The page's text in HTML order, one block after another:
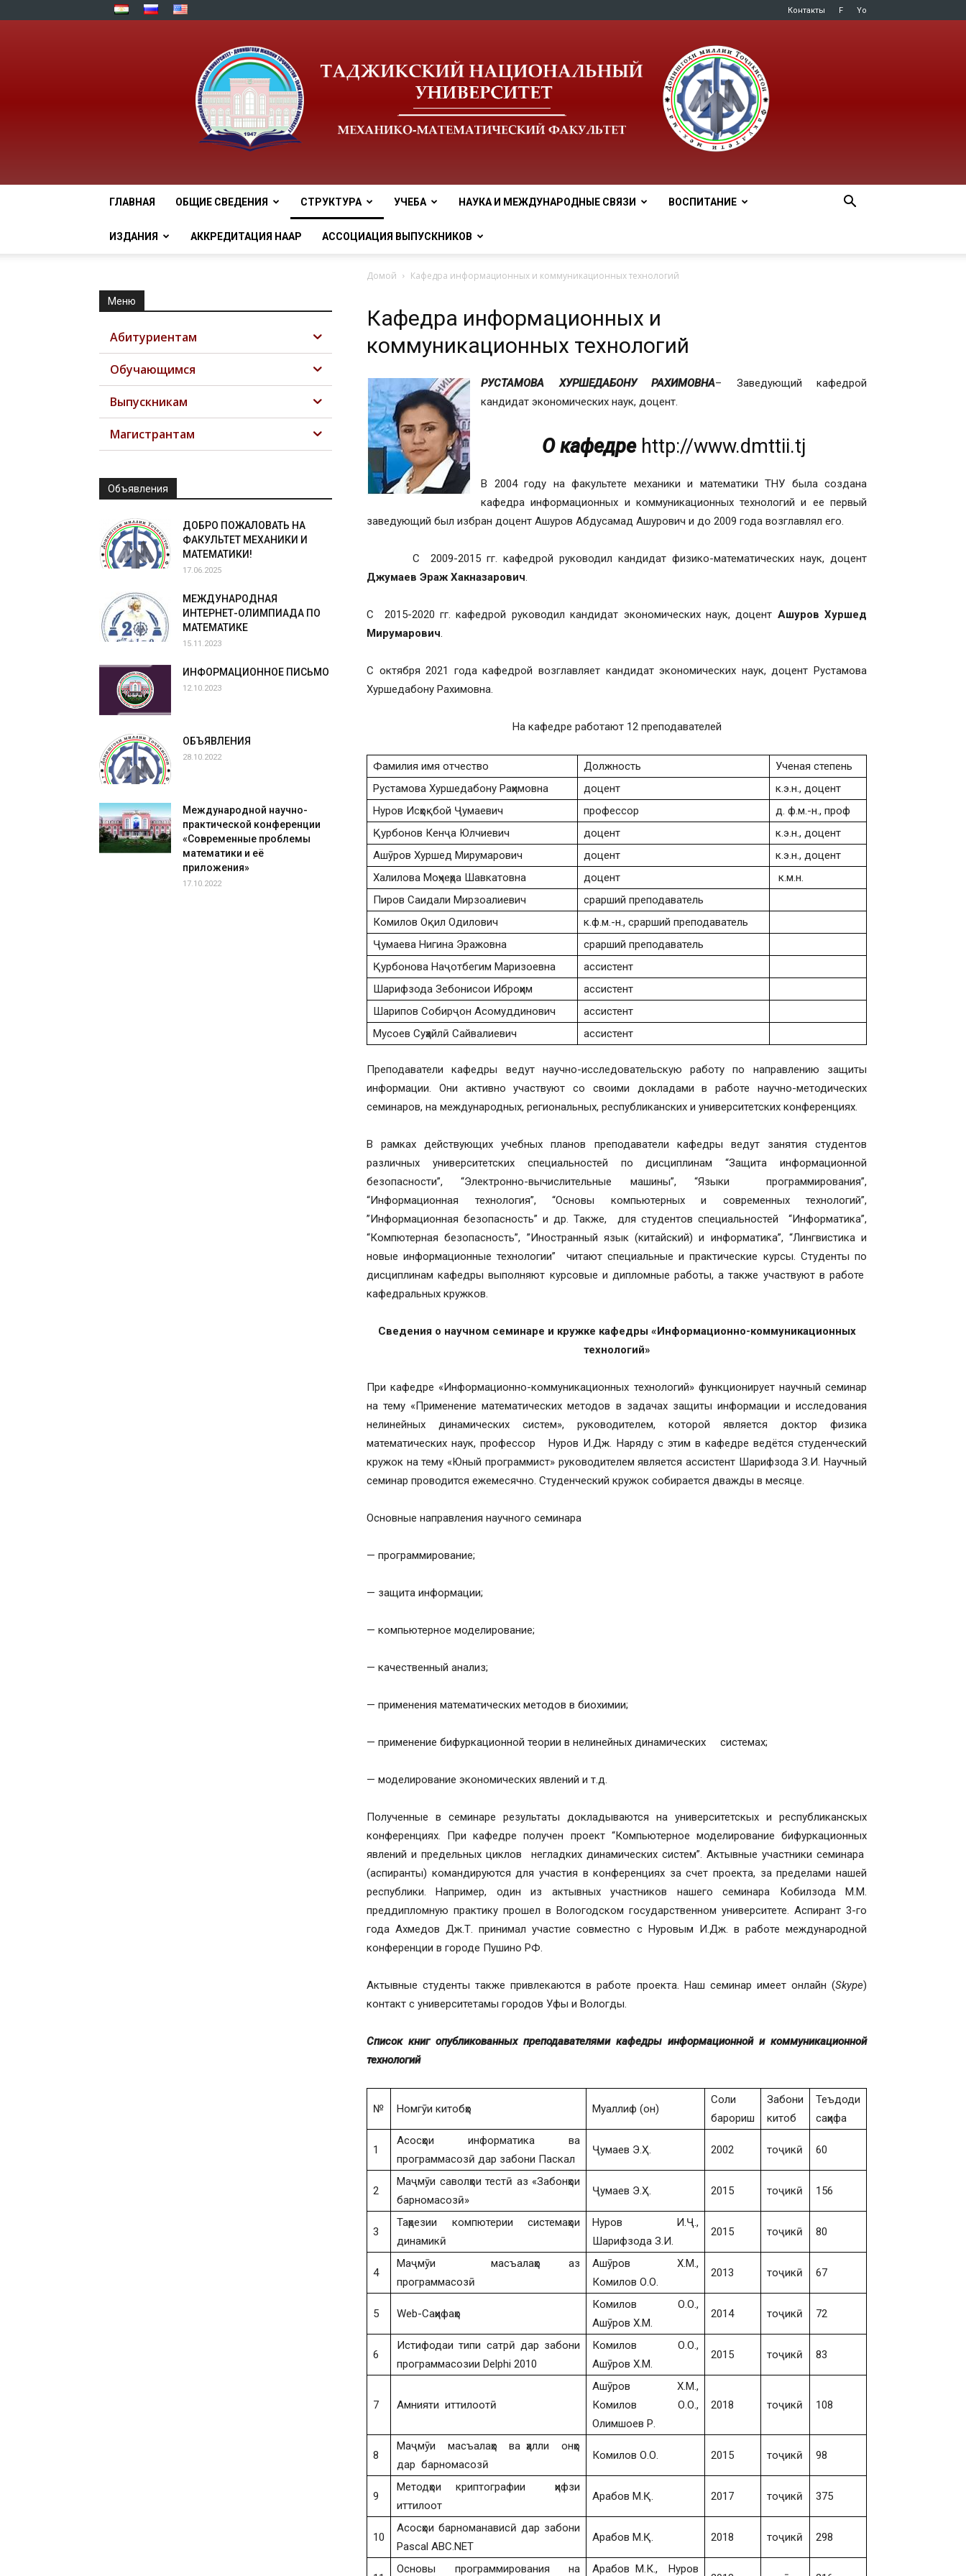
Контакты F Yo
ГЛАВНАЯ ОБЩИЕ СВЕДЕНИЯ СТРУКТУРА УЧЕБА НАУКА И МЕЖДУНАРОДНЫЕ СВЯЗИ ВОСПИТАНИЕ
ИЗДАНИЯ АККРЕДИТАЦИЯ НААР АССОЦИАЦИЯ ВЫПУСКНИКОВ
Домой Кафедра информационных и коммуникационных технологий
Кафедра информационных и
коммуникационных технологий
РУСТАМОВА ХУРШЕДАБОНУ РАХИМОВНА– Заведующий кафедрой
кандидат экономических наук, доцент.
О кафедре http://www.dmttii.tj
В 2004 году на факультете механики и математики ТНУ была создана
кафедра информационных и коммуникационных технологий и ее первый
заведующий был избран доцент Ашуров Абдусамад Ашурович и до 2009 года возглавлял его.
С 2009-2015 гг. кафедрой руководил кандидат физико-математических наук, доцент
Джумаев Эраж Хакназарович.
С 2015-2020 гг. кафедрой руководил кандидат экономических наук, доцент Ашуров Хуршед
Мирумарович.
С октября 2021 года кафедрой возглавляет кандидат экономических наук, доцент Рустамова
Хуршедабону Рахимовна.
На кафедре работают 12 преподавателей
Фамилия имя отчество Должность
Ученая степень
Рустамова Хуршедабону Раҳимовна
доцент
к.э.н., доцент
Нуров Исҳоқбой Ҷумаевич
профессор
д. ф.м.-н., проф
Қурбонов Кенҷа Юлчиевич
доцент
к.э.н., доцент
Ашӯров Хуршед Мирумарович
доцент
к.э.н., доцент
Халилова Моҳчеҳра Шавкатовна
доцент
к.м.н.
Пиров Саидали Мирзоалиевич
срарший преподаватель
Комилов Оқил Одилович
к.ф.м.-н., срарший преподаватель
Ҷумаева Нигина Эражовна
срарший преподаватель
Қурбонова Наҷотбегим Маризоевна
ассистент
Шарифзода Зебонисои Иброҳим
ассистент
Шарипов Собирҷон Асомуддинович
ассистент
Мусоев Суҳайлӣ Сайвалиевич
ассистент
Преподаватели кафедры ведут научно-исследовательскую работу по направлению защиты
информации. Они активно участвуют со своими докладами в работе научно-методических
семинаров, на международных, региональных, республиканских и университетских конференциях.
В рамках действующих учебных планов преподаватели кафедры ведут занятия студентов
различных университетских специальностей по дисциплинам “Защита информационной
безопасности”, “Электронно-вычислительные машины”, “Языки программирования”,
“Информационная технология”, “Основы компьютерных и современных технологий”,
”Информационная безопасность” и др. Также, для студентов специальностей “Информатика”,
“Компютерная безопасность”, ”Иностранный язык (китайский) и информатика”, “Лингвистика и
новые информационные технологии” читают специальные и практические курсы. Студенты по
дисциплинам кафедры выполняют курсовые и дипломные работы, а также участвуют в работе
кафедральных кружков.
Сведения о научном семинаре и кружке кафедры «Информационно-коммуникационных
технологий»
При кафедре «Информационно-коммуникационных технологий» функционирует научный семинар
на тему «Применение математических методов в задачах защиты информации и исследования
нелинейных динамических систем», руководителем, которой является доктор физика
математических наук, профессор Нуров И.Дж. Наряду с этим в кафедре ведётся студенческий
кружок на тему «Юный программист» руководителем является ассистент Шарифзода З.И. Научный
семинар проводится ежемесячно. Студенческий кружок собирается дважды в месяце.
Основные направления научного семинара
— программирование;
— защита информации;
— компьютерное моделирование;
— качественный анализ;
— применения математических методов в биохимии;
— применение бифуркационной теории в нелинейных динамических системах;
— моделирование экономических явлений и т.д.
Полученные в семинаре результаты докладываются на университетскых и республиканскых
конференциях. При кафедре получен проект “Компьютерное моделирование бифуркационных
явлений и предельных циклов негладких динамических систем”. Актывные участники семинара
(аспиранты) командируются для участия в конференциях за счет проекта, за пределами нашей
республики. Например, один из актывных участников нашего семинара Кобилзода М.М.
преддипломную практику прошел в Вологодском государственном университете. Аспирант 3-го
года Ахмедов Дж.Т. принимал участие совместно с Нуровым И.Дж. в работе международной
конференции в городе Пушино РФ.
Актывные студенты также привлекаются в работе проекта. Наш семинар имеет онлайн (Skype)
контакт с университетамы городов Уфы и Вологды.
Список книг опубликованных преподавателями кафедры информационной и коммуникационной
технологий
№ Номгӯи китобҳо Муаллиф (он)
Соли
барориш
Забони
китоб
Теъдоди
саҳифа
1
Асосҳои информатика ва
программасозӣ дар забони Паскал
Ҷумаев Э.Ҳ. 2002 тоҷикӣ 60
2
Маҷмӯи саволҳои тестӣ аз «Забонҳои
барномасозӣ»
Ҷумаев Э.Ҳ. 2015 тоҷикӣ 156
3
Таҳрезии компютерии системаҳои
динамикӣ
Нуров И.Ҷ.,
Шарифзода З.И.
2015 тоҷикӣ 80
4
Маҷмӯи масъалаҳо аз
программасозӣ
Ашӯров Х.М.,
Комилов О.О.
2013 тоҷикӣ 67
5 Web-Саҳифаҳо
Комилов О.О.,
Ашӯров Х.М.
2014 тоҷикӣ 72
6
Истифодаи типи сатрӣ дар забони
программасозии Delphi 2010
Комилов О.О.,
Ашӯров Х.М.
2015 тоҷикӣ 83
7 Амнияти иттилоотӣ
Ашӯров Х.М.,
Комилов О.О.,
Олимшоев Р.
2018 тоҷикӣ 108
8
Маҷмӯи масъалаҳо ва ҳалли онҳо
дар барномасозӣ
Комилов О.О. 2015 тоҷикӣ 98
9
Методҳои криптографии ҳифзи
иттилоот
Арабов М.Қ. 2017 тоҷикӣ 375
10
Асосҳои барноманависӣ дар забони
Pascal ABC.NET
Арабов М.Қ. 2018 тоҷикӣ 298
Основы программирования на Арабов М.К., Нуров
Меню
Абитуриентам
Обучающимся
Выпускникам
Магистрантам
Объявления
ДОБРО ПОЖАЛОВАТЬ НА
ФАКУЛЬТЕТ МЕХАНИКИ И
МАТЕМАТИКИ!
17.06.2025
МЕЖДУНАРОДНАЯ
ИНТЕРНЕТ-ОЛИМПИАДА ПО
МАТЕМАТИКЕ
15.11.2023
ИНФОРМАЦИОННОЕ ПИСЬМО
12.10.2023
ОБЪЯВЛЕНИЯ
28.10.2022
Международной научно-
практической конференции
«Современные проблемы
математики и её
приложения»
17.10.2022